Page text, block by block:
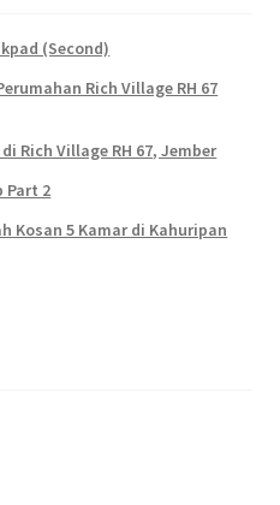
(Second)
Rich Village RH 67
Rich Village RH 67, Jember
Part 2
Kosan 5 Kamar di Kahuripan